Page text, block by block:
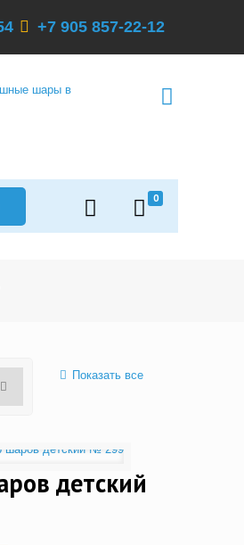
+7 905 857-22-12
0
Показать все
детский